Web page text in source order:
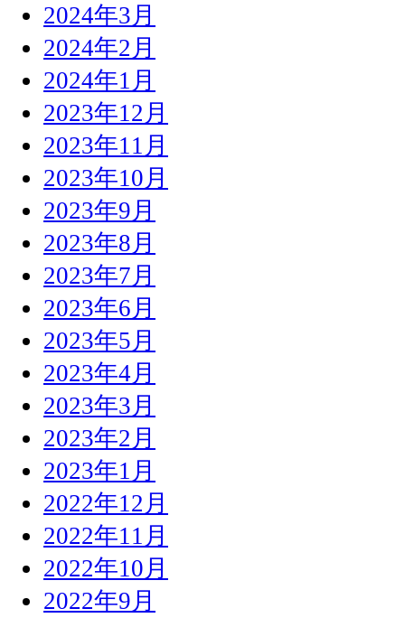
2024年3月
2024年2月
2024年1月
2023年12月
2023年11月
2023年10月
2023年9月
2023年8月
2023年7月
2023年6月
2023年5月
2023年4月
2023年3月
2023年2月
2023年1月
2022年12月
2022年11月
2022年10月
2022年9月